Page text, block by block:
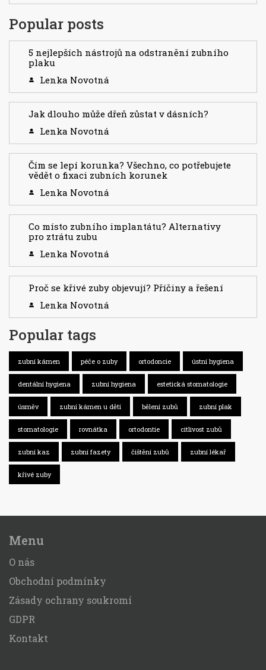
Popular posts
5 nejlepších nástrojů na odstranění zubního
plaku
Lenka Novotná
Jak dlouho může dřeň zůstat v dásních?
Lenka Novotná
Čím se lepí korunka? Všechno, co potřebujete
vědět o fixaci zubních korunek
Lenka Novotná
Co místo zubního implantátu? Alternativy
pro ztrátu zubu
Lenka Novotná
Proč se křivé zuby objevují? Příčiny a řešení
Lenka Novotná
Popular tags
zubní kámen péče o zuby ortodoncie ústní hygiena
dentální hygiena zubní hygiena estetická stomatologie
úsměv zubní kámen u dětí bělení zubů zubní plak
stomatologie rovnátka ortodontie citlivost zubů
zubní kaz zubní fazety čištění zubů zubní lékař
křivé zuby
Menu
O nás
Obchodní podmínky
Zásady ochrany soukromí
GDPR
Kontakt